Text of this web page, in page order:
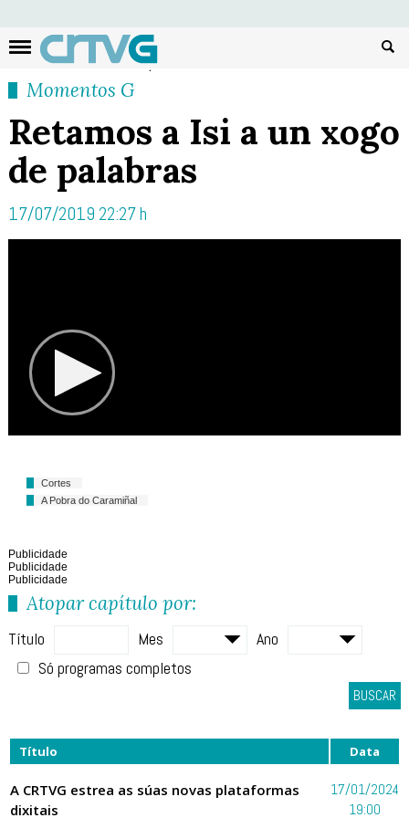
Momentos G
Retamos a Isi a un xogo
de palabras
17/07/2019 22:27 h
Cortes
A Pobra do Caramiñal
Publicidade
Publicidade
Publicidade
Atopar capítulo por:
Título Mes
Ano
Só programas completos
BUSCAR
Título Data
A CRTVG estrea as súas novas plataformas
dixitais
17/01/2024
19:00